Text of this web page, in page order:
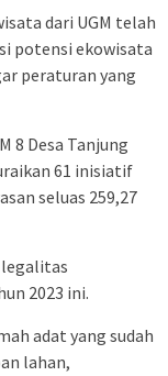
dari UGM telah
potensi ekowisata
peraturan yang
8 Desa Tanjung
61 inisiatif
seluas 259,27
legalitas
2023 ini.
adat yang sudah
lahan,